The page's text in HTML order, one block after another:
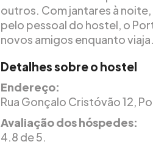
outros. Com jantares à
pelo pessoal do hostel, o
novos amigos enquanto viaja.
Detalhes sobre o hostel
Endereço:
Rua Gonçalo Cristóvão 12,
Avaliação dos hóspedes:
4.8 de 5.